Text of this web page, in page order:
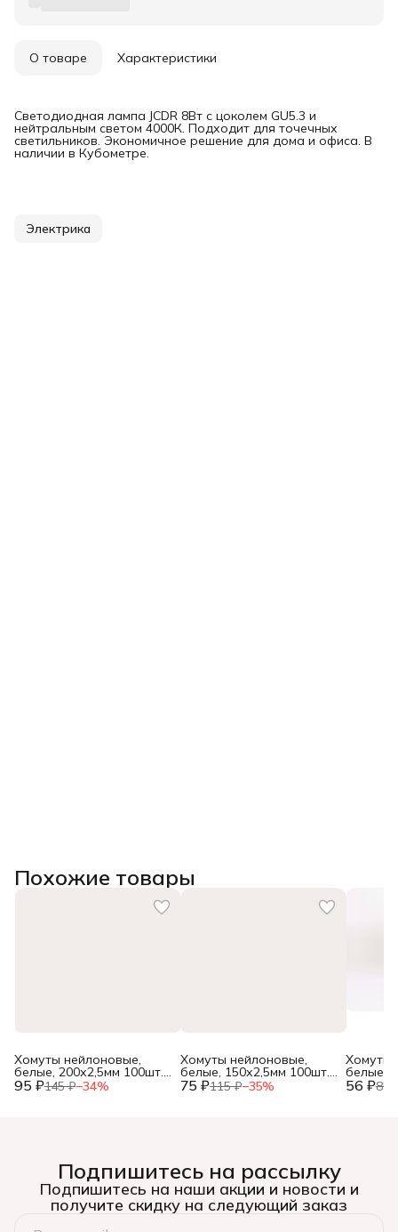
О товаре Характеристики
Светодиодная лампа JCDR 8Вт с цоколем GU5.3 и
нейтральным светом 4000К. Подходит для точечных
светильников. Экономичное решение для дома и офиса. В
наличии в Кубометре.
Электрика
Похожие товары
95 ₽145 ₽−34%
Хомуты нейлоновые,
белые, 200х2,5мм 100шт.,
(уп.) 75 ₽115 ₽−35%
Хомуты нейлоновые,
белые, 150х2,5мм 100шт.,
(уп.) 56 ₽85
Хомуты
белые,
(уп.)
Подпишитесь на рассылку
Подпишитесь на наши акции и новости и
получите скидку на следующий заказ